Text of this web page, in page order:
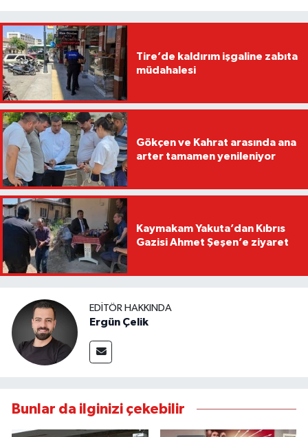
Tire’de kaldırım işgaline zabıta
müdahalesi
Gökçen ve Kahrat arasında ana
arter tamamen yenileniyor
Kaymakam Yakuta’dan Kıbrıs
Gazisi Ahmet Şeşen’e ziyaret
EDITÖR HAKKINDA
Ergün Çelik
Bunlar da ilginizi çekebilir